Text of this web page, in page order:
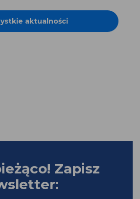
aktualności
Zapisz